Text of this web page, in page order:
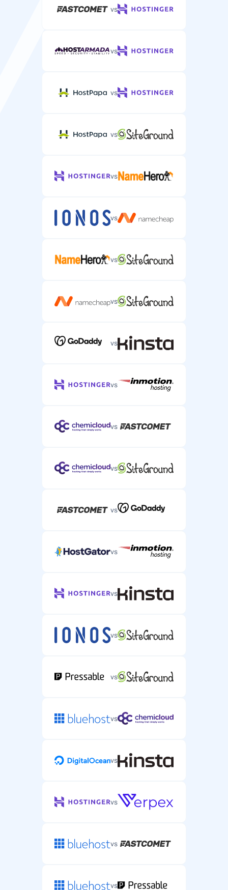
vs
vs
vs
vs
vs
vs
vs
vs
vs
vs
vs
vs
vs
vs
vs
vs
vs
vs
vs
vs
vs
vs